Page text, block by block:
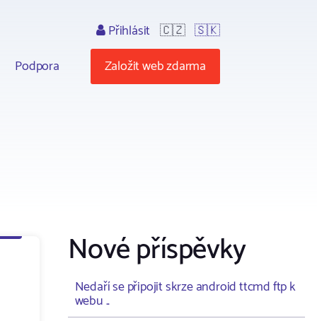
Podpora
Přihlásit 🇨🇿 🇸🇰
Založit web zdarma
Nové příspěvky
Nedaří se připojit skrze android ttcmd ftp k
webu ..